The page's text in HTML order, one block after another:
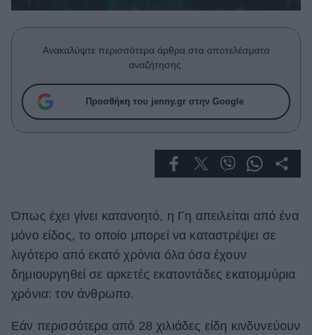
Celebrities
Συνεντεύξεις
True Stories
Ask the Guru
Success Stories
Living
Deco
Cooking
Green
Ανακαλύψτε περισσότερα άρθρα στα αποτελέσματα
αναζήτησης.
Προσθήκη του jenny.gr στην Google
Όπως έχει γίνει κατανοητό, η Γη απειλείται από ένα
μόνο είδος, το οποίο μπορεί να καταστρέψει σε
λιγότερο από εκατό χρόνια όλα όσα έχουν
δημιουργηθεί σε αρκετές εκατοντάδες εκατομμύρια
χρόνια: τον άνθρωπο.
Εάν περισσότερα από 28 χιλιάδες είδη κινδυνεύουν